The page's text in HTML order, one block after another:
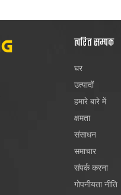
त्वरित सम्पक
घर
उत्पादों
हमारे बारे में
क्षमता
संसाधन
समाचार
संपर्क करना
गोपनीयता नीति